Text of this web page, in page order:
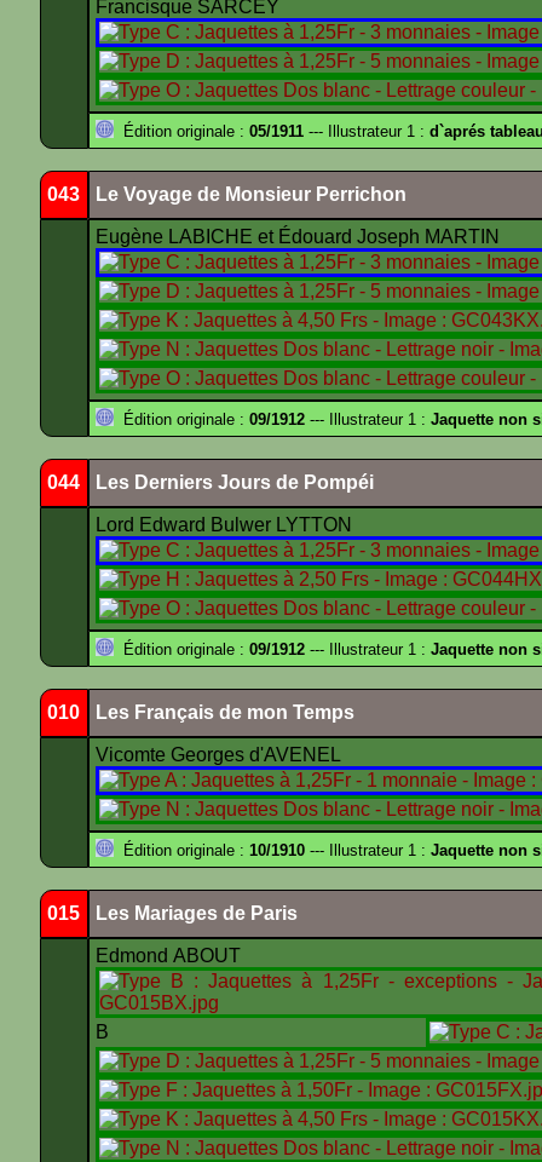
Francisque SARCEY
Édition originale : 05/1911 --- Illustrateur 1 : d`aprés
043 Le Voyage de Monsieur Perrichon
Eugène LABICHE et Édouard Joseph MARTIN
Édition originale : 09/1912 --- Illustrateur 1 : Jaquette non
044 Les Derniers Jours de Pompéi
Lord Edward Bulwer LYTTON
Édition originale : 09/1912 --- Illustrateur 1 : Jaquette non
010 Les Français de mon Temps
Vicomte Georges d'AVENEL
Édition originale : 10/1910 --- Illustrateur 1 : Jaquette non
015 Les Mariages de Paris
Edmond ABOUT
B